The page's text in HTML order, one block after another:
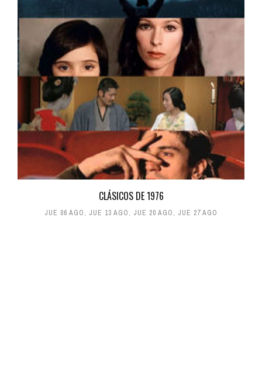
CLÁSICOS DE 1976
JUE 06 AGO, JUE 13 AGO, JUE 20 AGO, JUE 27 AGO